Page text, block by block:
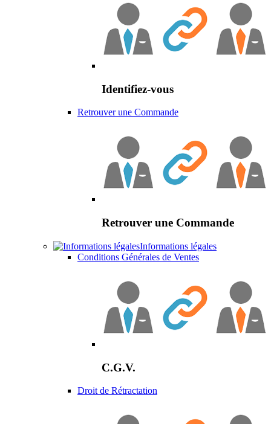
Identifiez-vous
Retrouver une Commande
Retrouver une Commande
Informations légales
Conditions Générales de Ventes
C.G.V.
Droit de Rétractation